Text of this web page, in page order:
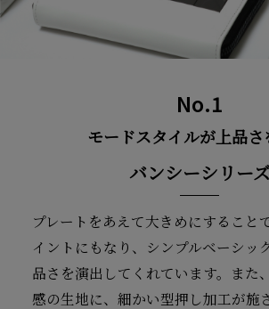
No.1
モードスタイルが上品さ
バンシーシリー
プレートをあえて大きめにすること
イントにもなり、シンプルベーシッ
品さを演出してくれています。また
感の生地に、細かい型押し加工が施